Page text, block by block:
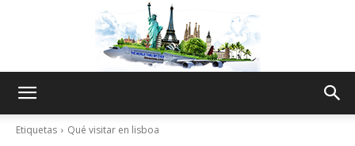
Etiquetas Qué visitar en lisboa